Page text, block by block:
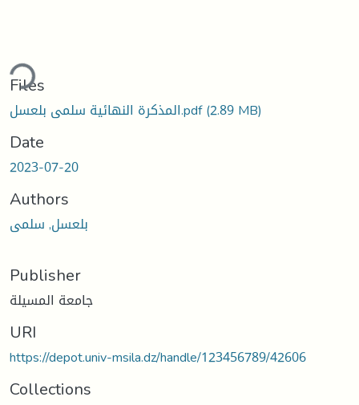
Files
المذكرة النهائية سلمى بلعسل.pdf(2.89 MB)
Date
2023-07-20
Authors
بلعسل, سلمى
Publisher
جامعة المسيلة
URI
https://depot.univ-msila.dz/handle/123456789/42606
Collections